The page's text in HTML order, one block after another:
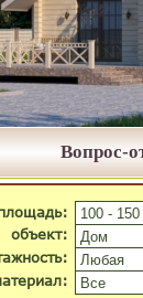
Вопрос-
объект: